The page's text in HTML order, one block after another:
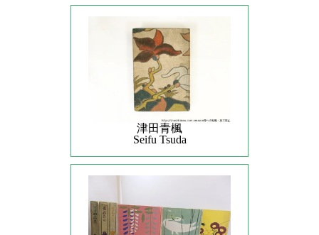
津田青楓
Seifu Tsuda